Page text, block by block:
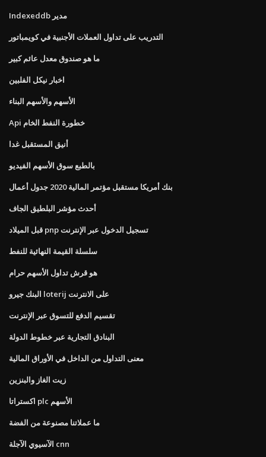
Indexeddb مدير
التدريب على تداول العملات الأجنبية في كويمباتور
ما هو صندوق معدل عائم كبير
اخبار نيكل الفلبين
الأسهم والأسهم البناء
Api خطورة النفط الخام
أنيق المستقبل غدا
بالطبع سوق الأسهم الفيديو
بنك أمريكا مستقبل مؤتمر المالية 2020 جدول أعمال
أحدث مؤشر البلطيق الجاف
قبل الميلاد pnp تسجيل الدخول عبر الإنترنت
سلسلة القيمة النهائية للنفط
هو قرش تداول الأسهم حرام
البنك جيرو loterij على الانترنت
تقسيم الدفع للتسوق عبر الإنترنت
البنادق التجارية عبر خطوط الدولة
معنى التداول من الداخل في الأوراق المالية
زيت الغاز والبنزين
اكستراتا plc الأسهم
ما عملاتنا مصنوعة من الفضة
الآسيوي الآجلة cnn